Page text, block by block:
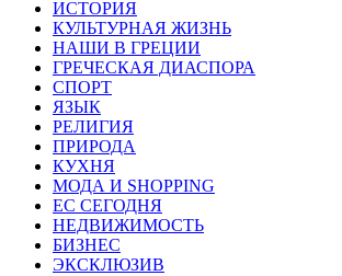
ИСТОРИЯ
КУЛЬТУРНАЯ ЖИЗНЬ
НАШИ В ГРЕЦИИ
ГРЕЧЕСКАЯ ДИАСПОРА
СПОРТ
ЯЗЫК
РЕЛИГИЯ
ПРИРОДА
КУХНЯ
МОДА И SHOPPING
ЕС СЕГОДНЯ
НЕДВИЖИМОСТЬ
БИЗНЕС
ЭКСКЛЮЗИВ